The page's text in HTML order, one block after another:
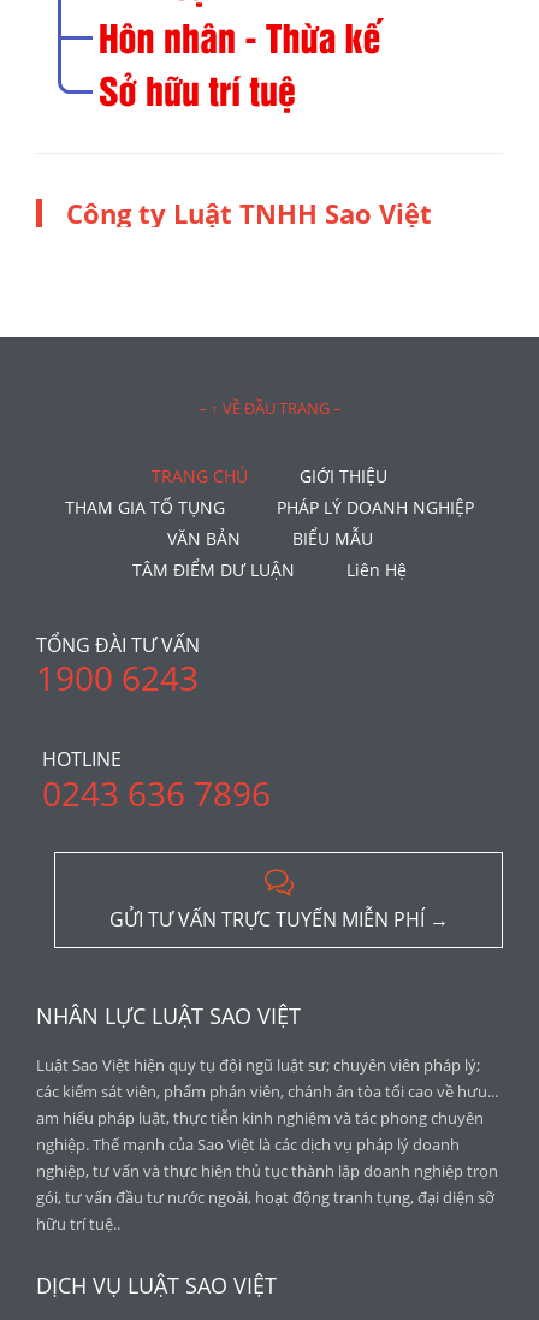
Công ty Luật TNHH Sao Việt
– ↑ VỀ ĐẦU TRANG –
TRANG CHỦ
GIỚI THIỆU
THAM GIA TỐ TỤNG
PHÁP LÝ DOANH NGHIỆP
VĂN BẢN
BIỂU MẪU
TÂM ĐIỂM DƯ LUẬN
Liên Hệ
TỔNG ĐÀI TƯ VẤN
1900 6243
HOTLINE
0243 636 7896

GỬI TƯ VẤN TRỰC TUYẾN MIỄN PHÍ →
NHÂN LỰC LUẬT SAO VIỆT
Luật Sao Việt hiện quy tụ đội ngũ luật sư; chuyên viên pháp lý;
các kiểm sát viên, phẩm phán viên, chánh án tòa tối cao về hưu...
am hiểu pháp luật, thực tiễn kinh nghiệm và tác phong chuyên
nghiệp. Thế mạnh của Sao Việt là các dịch vụ pháp lý doanh
nghiệp, tư vấn và thực hiện thủ tục thành lập doanh nghiệp trọn
gói, tư vấn đầu tư nước ngoài, hoạt động tranh tụng, đại diện sỡ
hữu trí tuệ..
DỊCH VỤ LUẬT SAO VIỆT